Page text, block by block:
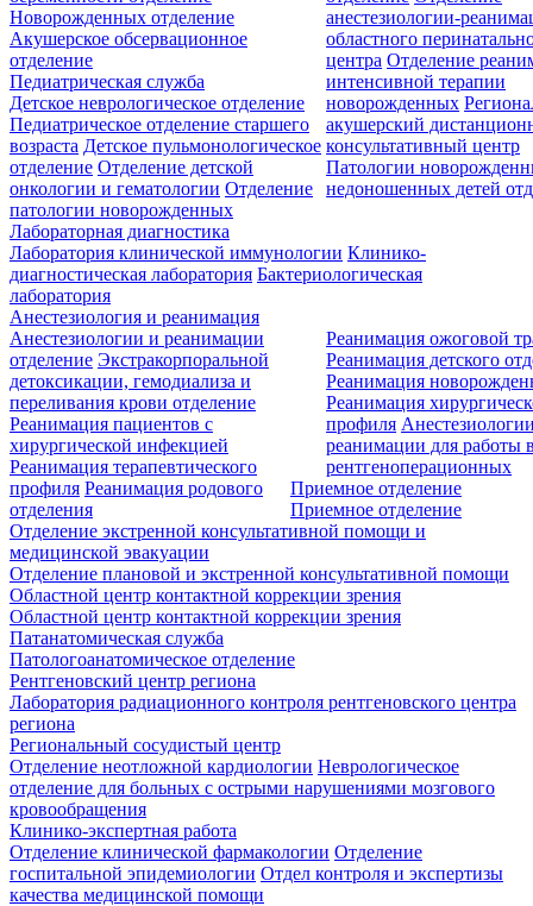
Новорожденных отделение
Акушерское обсервационное
отделение
анестезиологии-
областного
центра Отделение
интенсивной терапии
новорожденных
акушерский
консультативный центр
Патологии
недоношенных детей
Педиатрическая служба
Детское неврологическое отделение
Педиатрическое отделение старшего
возраста Детское пульмонологическое
отделение Отделение детской
онкологии и гематологии Отделение
патологии новорожденных
Лабораторная диагностика
Лаборатория клинической иммунологии Клинико-
диагностическая лаборатория Бактериологическая
лаборатория
Анестезиология и реанимация
Анестезиологии и реанимации
отделение Экстракорпоральной
детоксикации, гемодиализа и
переливания крови отделение
Реанимация пациентов с
хирургической инфекцией
Реанимация терапевтического
профиля Реанимация родового
отделения
Реанимация ожоговой
Реанимация детского
Реанимация
Реанимация
профиля
реанимации для работы
рентгеноперационных
Приемное отделение
Приемное отделение
Отделение экстренной консультативной помощи и
медицинской эвакуации
Отделение плановой и экстренной консультативной помощи
Областной центр контактной коррекции зрения
Областной центр контактной коррекции зрения
Патанатомическая служба
Патологоанатомическое отделение
Рентгеновский центр региона
Лаборатория радиационного контроля рентгеновского центра
региона
Региональный сосудистый центр
Отделение неотложной кардиологии Неврологическое
отделение для больных с острыми нарушениями мозгового
кровообращения
Клинико-экспертная работа
Отделение клинической фармакологии Отделение
госпитальной эпидемиологии Отдел контроля и экспертизы
качества медицинской помощи